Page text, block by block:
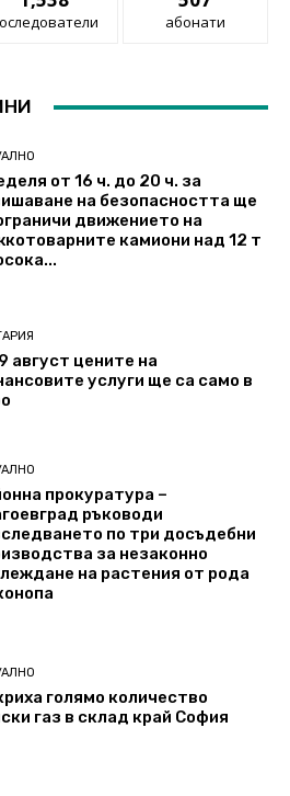
абонати
от 16 ч. до 20 ч. за
на безопасността ще
движението на
камиони над 12 т
август цените на
услуги ще са само в
прокуратура –
ръководи
по три досъдебни
за незаконно
на растения от рода
голямо количество
газ в склад край София